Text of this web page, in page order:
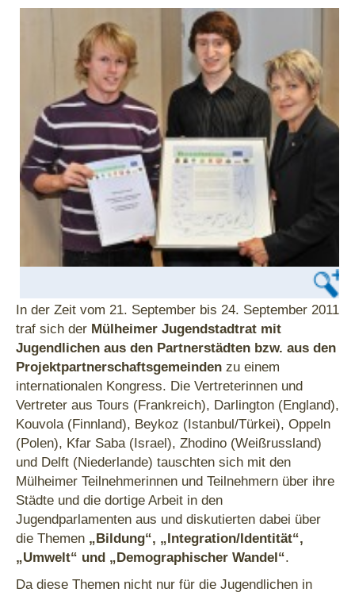
In der Zeit vom 21. September bis 24. September 2011
traf sich der Mülheimer Jugendstadtrat mit
Jugendlichen aus den Partnerstädten bzw. aus den
Projektpartnerschaftsgemeinden zu einem
internationalen Kongress. Die Vertreterinnen und
Vertreter aus Tours (Frankreich), Darlington (England),
Kouvola (Finnland), Beykoz (Istanbul/Türkei), Oppeln
(Polen), Kfar Saba (Israel), Zhodino (Weißrussland)
und Delft (Niederlande) tauschten sich mit den
Mülheimer Teilnehmerinnen und Teilnehmern über ihre
Städte und die dortige Arbeit in den
Jugendparlamenten aus und diskutierten dabei über
die Themen „Bildung“, „Integration/Identität“,
„Umwelt“ und „Demographischer Wandel“.
Da diese Themen nicht nur für die Jugendlichen in